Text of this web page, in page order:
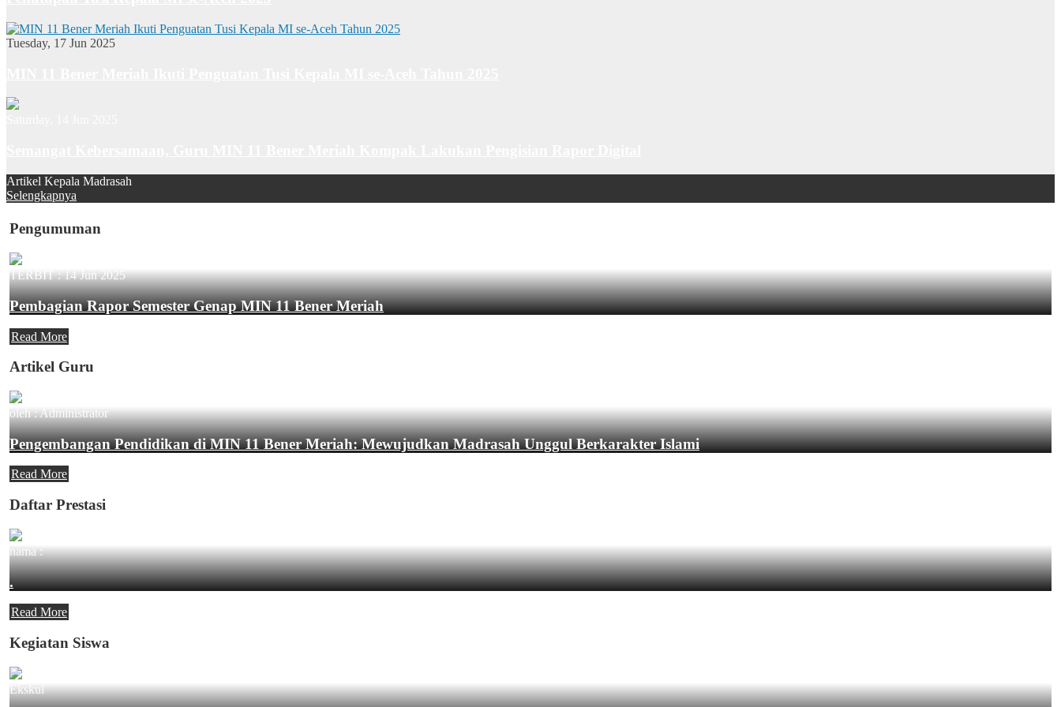
Tuesday, 17 Jun 2025
Artikel Kepala Madrasah
Selengkapnya
Pengumuman
TERBIT :14 Jun 2025
Pembagian Rapor Semester Genap MIN 11 Bener Meriah
Read More
Artikel Guru
oleh : Administrator
Pengembangan Pendidikan di MIN 11 Bener Meriah: Mewujudkan Madrasah Unggul Berkarakter Islami
Read More
Daftar Prestasi
nama :
.
Read More
Kegiatan Siswa
Ekskul